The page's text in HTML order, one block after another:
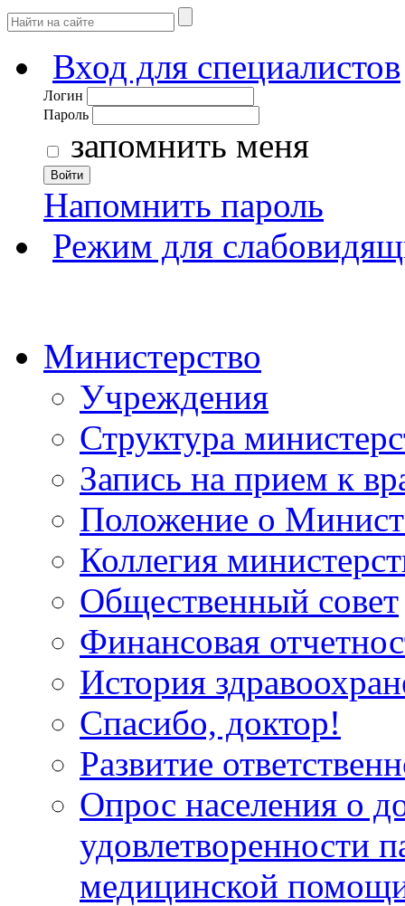
Вход для специалистов
Логин
Пароль
запомнить меня
Войти
Напомнить пароль
Режим для
Министерство
Учреждения
Структура
Запись на прием к
Положение о
Коллегия
Общественный совет
Финансовая
История
Спасибо, доктор!
Развитие
Опрос населения о
удовлетворенности
медицинской